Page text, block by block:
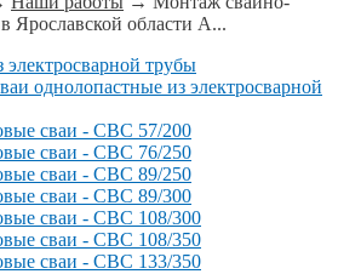
Ярославской области А...
трубы
однолопастные из электросварной
сваи - СВС 57/200
сваи - СВС 76/250
сваи - СВС 89/250
сваи - СВС 89/300
сваи - СВС 108/300
сваи - СВС 108/350
сваи - СВС 133/350